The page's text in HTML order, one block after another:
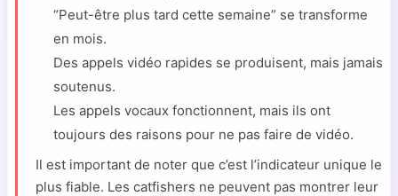
“Peut-être plus tard cette semaine” se transforme
en mois.
Des appels vidéo rapides se produisent, mais jamais
soutenus.
Les appels vocaux fonctionnent, mais ils ont
toujours des raisons pour ne pas faire de vidéo.
Il est important de noter que c’est l’indicateur unique le
plus fiable. Les catfishers ne peuvent pas montrer leur